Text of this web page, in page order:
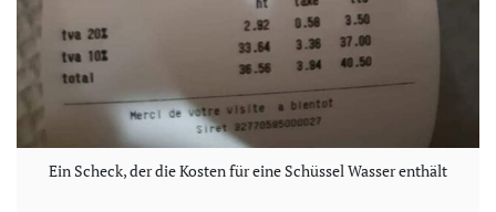
Ein Scheck, der die Kosten für eine Schüssel Wasser enthält